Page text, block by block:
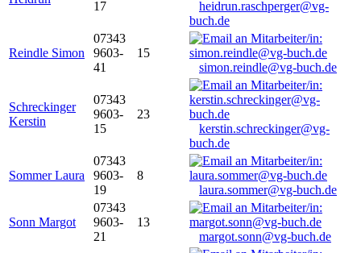
17
heidrun.raschperger@vg-
buch.de
Reindle Simon
07343
9603-
41
15
simon.reindle@vg-buch.de
Schreckinger
Kerstin
07343
9603-
15
23
kerstin.schreckinger@vg-
buch.de
Sommer Laura
07343
9603-
19
8
laura.sommer@vg-buch.de
Sonn Margot
07343
9603-
21
13
margot.sonn@vg-buch.de